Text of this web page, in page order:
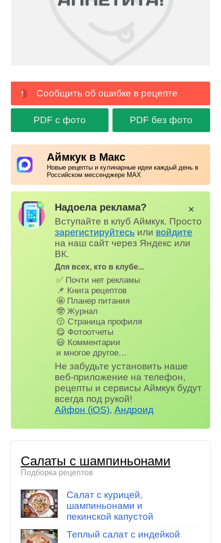
Сообщить об ошибке в рецепте
PDF с фото PDF без фото
Аймкук в Макс
Новые рецепты и кулинарные идеи каждый день в
Российском мессенджере MAX
Надоела реклама?
Вступайте в клуб Аймкук. Просто
зарегистируйтесь или войдите
на наш сайт через Яндекс или
ВК.
Для всех, кто в клубе...
✅ Почти нет рекламы
📌 Книга рецептов
🤩 Планер питания
🤓 Журнал
😗 Страница профиля
😋 Фотоотчеты
😃 Комментарии
и многое другое…
Не забудьте установить наше
веб-приложение на телефон,
рецепты и сервисы Аймкук будут
всегда под рукой!
Айфон (iOS),Андроид
✕
Салаты с шампиньонами
Подборка рецептов
Салат с курицей,
шампиньонами и
пекинской капустой
Теплый салат с индейкой